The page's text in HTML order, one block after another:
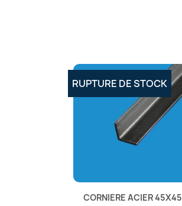
CORNIERE ACIER 45X45
RUPTURE DE STOCK